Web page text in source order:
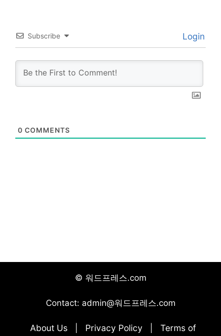
Subscribe Login
0 COMMENTS
© 워드프레스.com
Contact: admin@워드프레스.com
About Us Privacy Policy
Terms of